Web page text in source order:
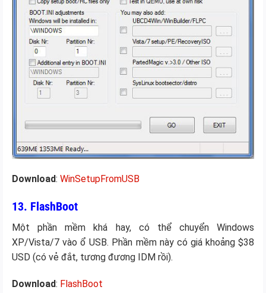
Download: WinSetupFromUSB
13. FlashBoot
Một phần mềm khá hay, có thể chuyển Windows
XP/Vista/7 vào ổ USB. Phần mềm này có giá khoảng $38
USD (có vẻ đắt, tương đương IDM rồi).
Download: FlashBoot